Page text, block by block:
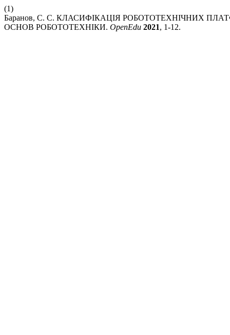
(1)
Баранов, С. С. КЛАСИФІКАЦІЯ РОБОТОТЕХНІЧНИХ
ОСНОВ РОБОТОТЕХНІКИ. OpenEdu 2021, 1-12.